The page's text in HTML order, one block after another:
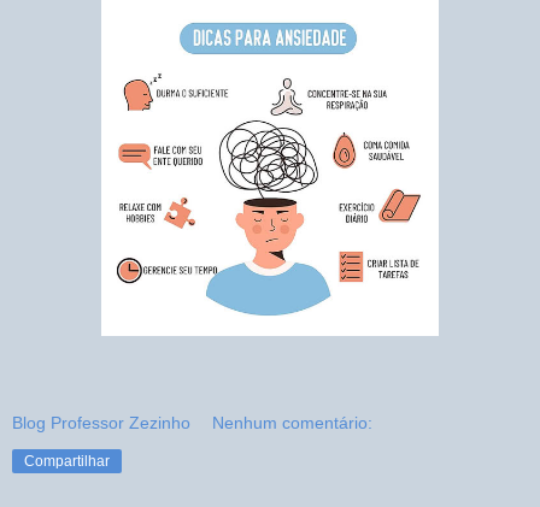
Blog Professor Zezinho Nenhum comentário:
Compartilhar